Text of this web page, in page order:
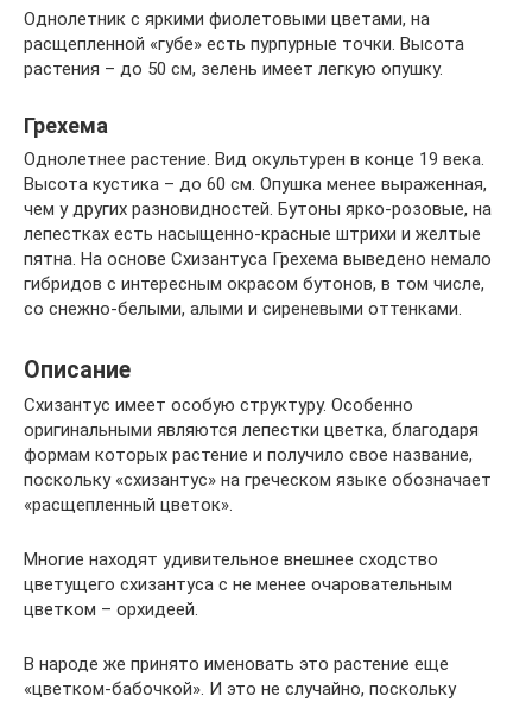
Однолетник с яркими фиолетовыми цветами, на
расщепленной «губе» есть пурпурные точки. Высота
растения – до 50 см, зелень имеет легкую опушку.
Грехема
Однолетнее растение. Вид окультурен в конце 19 века.
Высота кустика – до 60 см. Опушка менее выраженная,
чем у других разновидностей. Бутоны ярко-розовые, на
лепестках есть насыщенно-красные штрихи и желтые
пятна. На основе Схизантуса Грехема выведено немало
гибридов с интересным окрасом бутонов, в том числе,
со снежно-белыми, алыми и сиреневыми оттенками.
Описание
Схизантус имеет особую структуру. Особенно
оригинальными являются лепестки цветка, благодаря
формам которых растение и получило свое название,
поскольку «схизантус» на греческом языке обозначает
«расщепленный цветок».
Многие находят удивительное внешнее сходство
цветущего схизантуса с не менее очаровательным
цветком – орхидеей.
В народе же принято именовать это растение еще
«цветком-бабочкой». И это не случайно, поскольку